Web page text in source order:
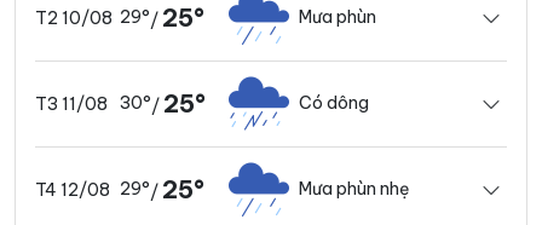
T2 10/08 29°/ 25° Mưa phùn
T3 11/08 30°/ 25° Có dông
T4 12/08 29°/ 25° Mưa phùn nhẹ